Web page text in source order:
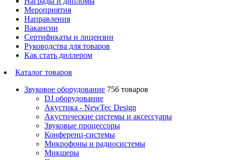
Мероприятия
Направления
Вакансии
Сертификаты и лицензии
Руководства для товаров
Как стать диллером
Каталог товаров
Звуковое оборудование 756 товаров
DJ оборудование
Акустика - NewTec Design
Акустические системы и аксессуары
Звуковые процессоры
Конференц-системы
Микрофоны и радиосистемы
Микшеры